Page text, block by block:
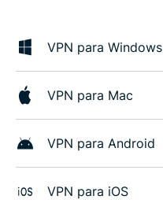
VPN para Windows
VPN para Mac
VPN para Android
VPN para iOS